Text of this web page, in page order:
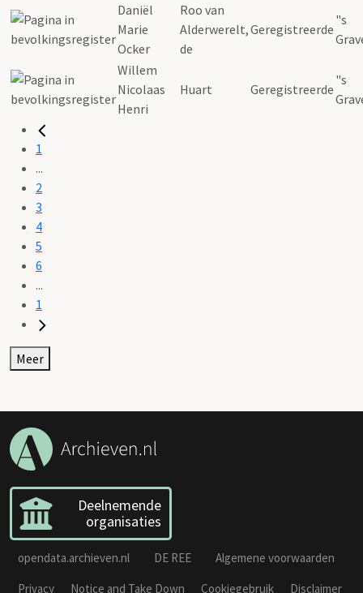
Daniël
Marie
Ocker
Roo van
Alderwerelt,
de
Geregistreerde
"s
Willem
Nicolaas
Henri
Huart Geregistreerde
"s
1
...
2
3
4
5
6
...
1
Meer
Deelnemende
organisaties
opendata.archieven.nl DE REE
Algemene voorwaarden
Privacy
Notice and Take Down Cookiegebruik
Disclaimer